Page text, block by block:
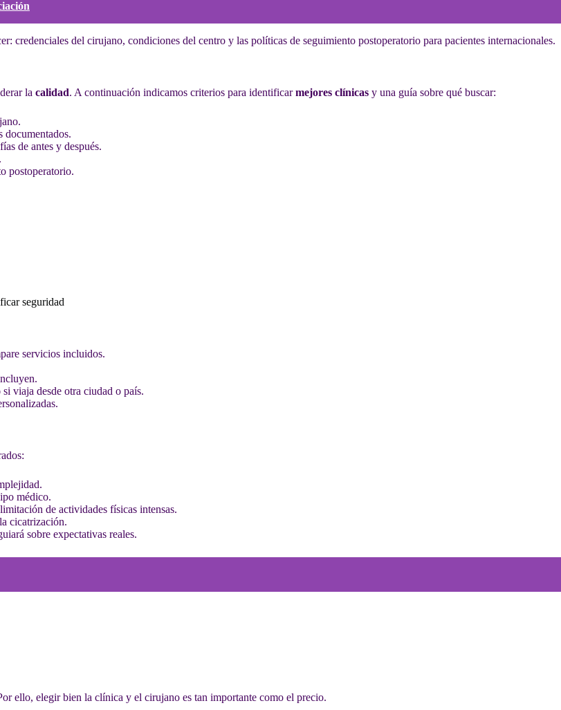
credenciales del cirujano, condiciones del centro y las políticas de seguimiento postoperatorio para pacientes internacionales.
la calidad. A continuación indicamos criterios para identificarmejores clínicas y una guía sobre qué buscar:
documentados.
de antes y después.
postoperatorio.
seguridad
servicios incluidos.
viaja desde otra ciudad o país.
médico.
de actividades físicas intensas.
cicatrización.
sobre expectativas reales.
ello, elegir bien la clínica y el cirujano es tan importante como el precio.